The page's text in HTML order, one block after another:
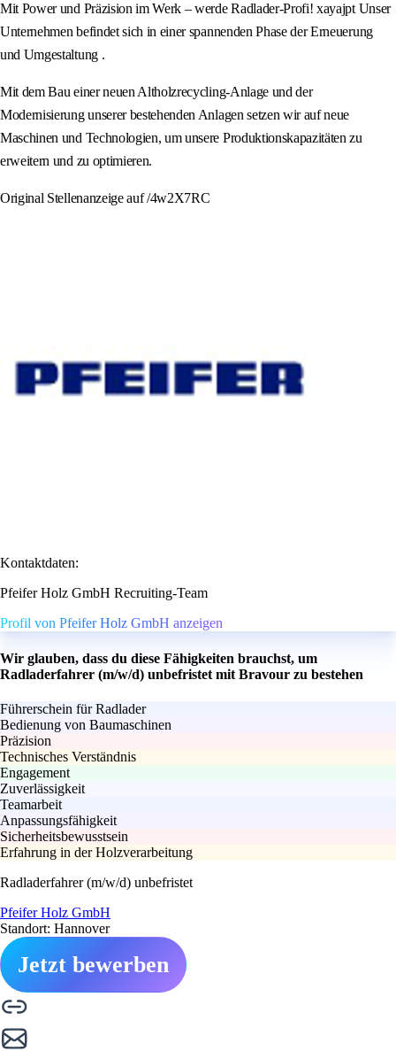
Mit Power und Präzision im Werk – werde Radlader-Profi! xayajpt Unser
Unternehmen befindet sich in einer spannenden Phase der Erneuerung
und Umgestaltung .
Mit dem Bau einer neuen Altholzrecycling-Anlage und der
Modernisierung unserer bestehenden Anlagen setzen wir auf neue
Maschinen und Technologien, um unsere Produktionskapazitäten zu
erweitern und zu optimieren.
Original Stellenanzeige auf /4w2X7RC
Kontaktdaten:
Pfeifer Holz GmbH Recruiting-Team
Profil von Pfeifer Holz GmbH anzeigen
Wir glauben, dass du diese Fähigkeiten brauchst, um
Radladerfahrer (m/w/d) unbefristet mit Bravour zu bestehen
Führerschein für Radlader
Bedienung von Baumaschinen
Präzision
Technisches Verständnis
Engagement
Zuverlässigkeit
Teamarbeit
Anpassungsfähigkeit
Sicherheitsbewusstsein
Erfahrung in der Holzverarbeitung
Radladerfahrer (m/w/d) unbefristet
Pfeifer Holz GmbH
Standort: Hannover
Jetzt bewerben